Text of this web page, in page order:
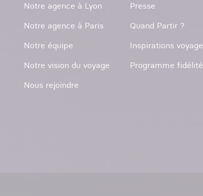
Notre agence à Lyon
Notre agence à Paris
Notre équipe
Notre vision du voyage
Nous rejoindre
Presse
Quand Partir ?
Inspirations voyage
Programme fidélité